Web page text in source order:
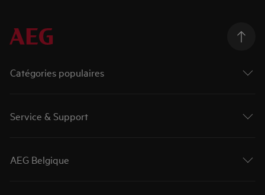
Catégories populaires
Service & Support
AEG Belgique